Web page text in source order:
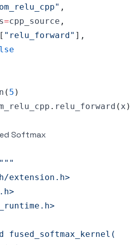
,
=cpp_source ,
[ "relu_forward" ] ,
( 5 )
. relu_forward ( x )
Softmax